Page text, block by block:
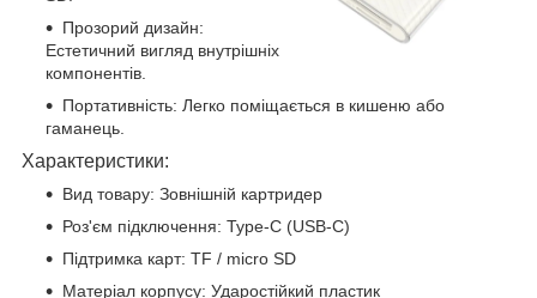
Прозорий дизайн:
Естетичний вигляд внутрішніх
компонентів.
Портативність: Легко поміщається в кишеню або
гаманець.
Характеристики:
Вид товару: Зовнішній картридер
Роз'єм підключення: Type-C (USB-C)
Підтримка карт: TF / micro SD
Матеріал корпусу: Ударостійкий пластик